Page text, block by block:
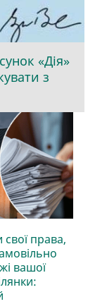
«Дія»
з
свої права,
вашої